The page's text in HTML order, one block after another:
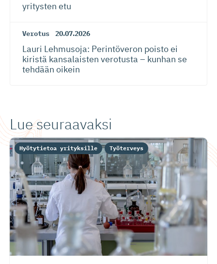
yritysten etu
Verotus 20.07.2026
Lauri Lehmusoja: Perintöveron poisto ei
kiristä kansalaisten verotusta – kunhan se
tehdään oikein
Lue seuraavaksi
Hyötytietoa yrityksille Työterveys